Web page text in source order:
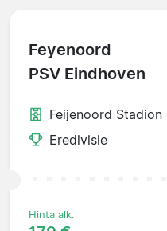
Feyenoord
PSV Eindhoven
Feijenoord Stadion
Eredivisie
Hinta alk.